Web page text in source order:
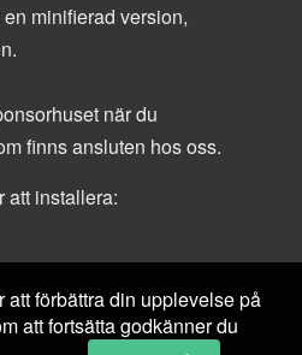
minifierad version,
när du
finns ansluten hos oss.
att installera:
förbättra din upplevelse på
att fortsätta godkänner du